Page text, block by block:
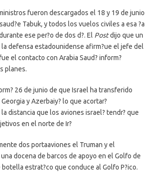
fueron descargados el 18 y 19 de junio
Tabuk, y todos los vuelos civiles a esa ?a
ese per?o de dos d?. El Postdijo que un
defensa estadounidense afirm?ue el jefe del
el contacto con Arabia Saud? inform?
planes.
26 de junio de que Israel ha transferido
y Azerbaiy? lo que acortar?
distancia que los aviones israel? tendr? que
en el norte de Ir?
dos portaaviones el Truman y el
una docena de barcos de apoyo en el Golfo de
estrat?co que conduce al Golfo P?ico.